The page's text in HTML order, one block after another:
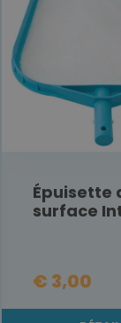
Épuisette
surface
€ 3,00